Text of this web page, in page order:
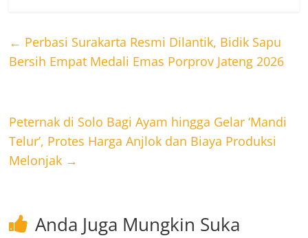
← Perbasi Surakarta Resmi Dilantik, Bidik Sapu
Bersih Empat Medali Emas Porprov Jateng 2026
Peternak di Solo Bagi Ayam hingga Gelar ‘Mandi
Telur’, Protes Harga Anjlok dan Biaya Produksi
Melonjak →
Anda Juga Mungkin Suka